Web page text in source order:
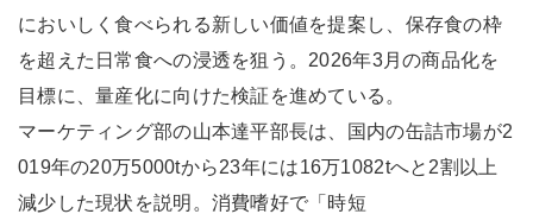
においしく食べられる新しい価値を提案し、保存食の枠
を超えた日常食への浸透を狙う。2026年3月の商品化を
目標に、量産化に向けた検証を進めている。
マーケティング部の山本達平部長は、国内の缶詰市場が2
019年の20万5000tから23年には16万1082tへと2割以上
減少した現状を説明。消費嗜好で「時短